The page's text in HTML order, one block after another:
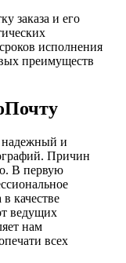
заказа и его
исполнения
преимуществ
надежный и
Причин
В первую
качестве
ведущих
нам
всех